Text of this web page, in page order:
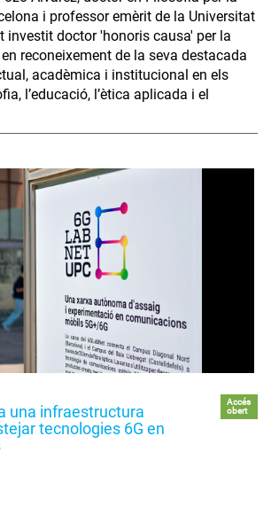
i professor emèrit de la Universitat
investit doctor 'honoris causa' per la
en reconeixement de la seva destacada
acadèmica i institucional en els
l’educació, l’ètica aplicada i el
una infraestructura
tecnologies 6G en
Accés
obert